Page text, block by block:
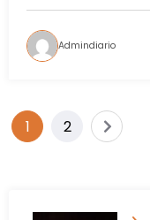
Admindiario
1 2